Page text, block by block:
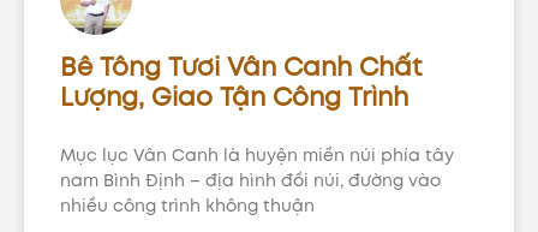
Bê Tông Tươi Vân Canh Chất
Lượng, Giao Tận Công Trình
Mục lục Vân Canh là huyện miền núi phía tây
nam Bình Định – địa hình đồi núi, đường vào
nhiều công trình không thuận